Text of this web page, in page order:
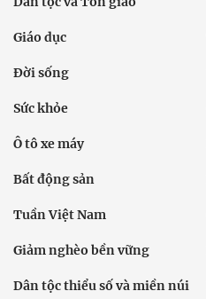
Giáo dục
Đời sống
Sức khỏe
Ô tô xe máy
Bất động sản
Tuần Việt Nam
Giảm nghèo bền vững
Dân tộc thiểu số và miền núi